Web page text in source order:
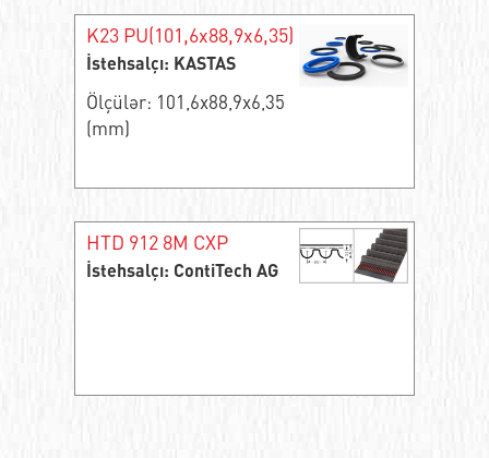
K23 PU(101,6x88,9x6,35)
İstehsalçı: KASTAS
Ölçülər: 101,6x88,9x6,35
(mm)
HTD 912 8M CXP
İstehsalçı: ContiTech AG